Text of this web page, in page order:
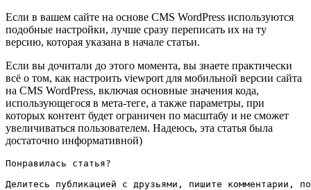
Если в вашем сайте на основе CMS WordPress используются
подобные настройки, лучше сразу переписать их на ту
версию, которая указана в начале статьи.
Если вы дочитали до этого момента, вы знаете практически
всё о том, как настроить viewport для мобильной версии сайта
на CMS WordPress, включая основные значения кода,
использующегося в мета-теге, а также параметры, при
которых контент будет ограничен по масштабу и не сможет
увеличиваться пользователем. Надеюсь, эта статья была
достаточно информативной)
Понравилась статья?
Делитесь публикацией с друзьями, пишите комментарии,